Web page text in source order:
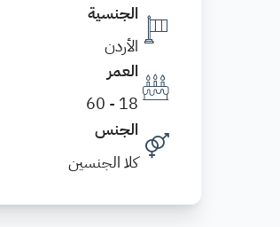
الجنسية
الأردن
العمر
18 - 60
الجنس
كلا الجنسين